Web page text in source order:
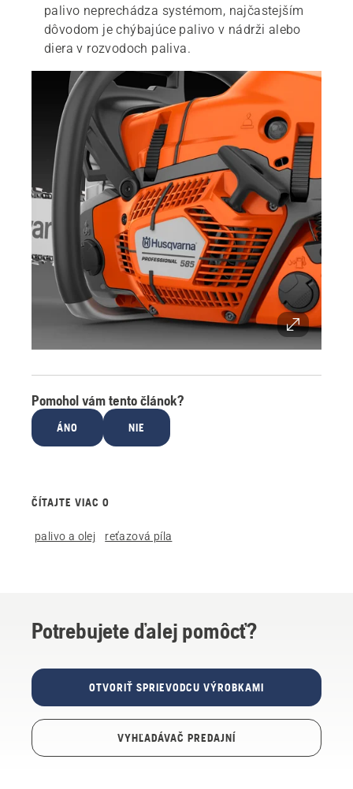
palivo neprechádza systémom, najčastejším
dôvodom je chýbajúce palivo v nádrži alebo
diera v rozvodoch paliva.
Pomohol vám tento článok?
ÁNO NIE
ČÍTAJTE VIAC O
palivo a olej reťazová píla
Potrebujete ďalej pomôcť?
OTVORIŤ SPRIEVODCU VÝROBKAMI
VYHĽADÁVAČ PREDAJNÍ